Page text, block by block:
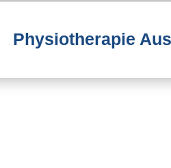
Physiotherapie